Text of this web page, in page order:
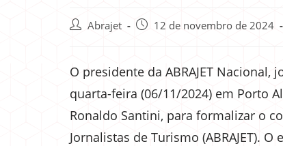
Abrajet 12 de novembro de 2024
O presidente da ABRAJET
quarta-feira (06/11/2024) em Porto
Ronaldo Santini, para formalizar o
Jornalistas de Turismo (ABRAJET).